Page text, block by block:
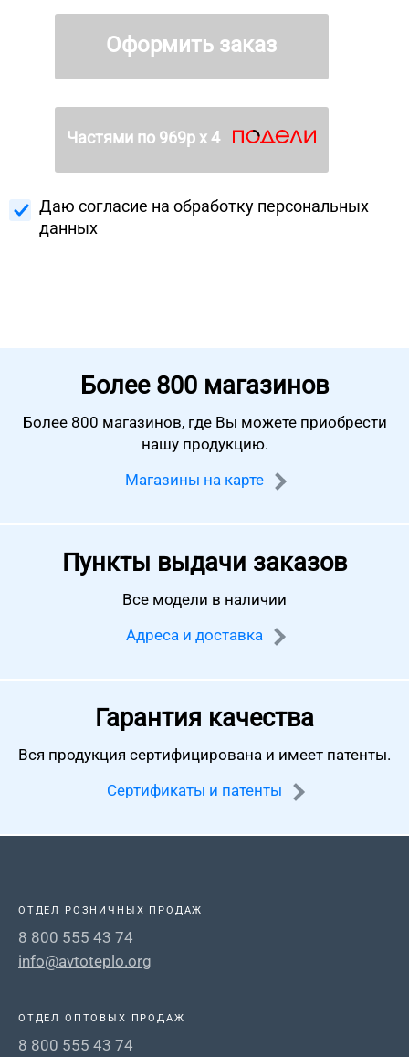
Оформить заказ
Частями по 969р х 4
Даю согласие на обработку персональных
данных
Более 800 магазинов
Более 800 магазинов, где Вы можете приобрести
нашу продукцию.
Магазины на карте
Пункты выдачи заказов
Все модели в наличии
Адреса и доставка
Гарантия качества
Вся продукция сертифицирована и имеет патенты.
Сертификаты и патенты
ОТДЕЛ РОЗНИЧНЫХ ПРОДАЖ
8 800 555 43 74
info@avtoteplo.org
ОТДЕЛ ОПТОВЫХ ПРОДАЖ
8 800 555 43 74